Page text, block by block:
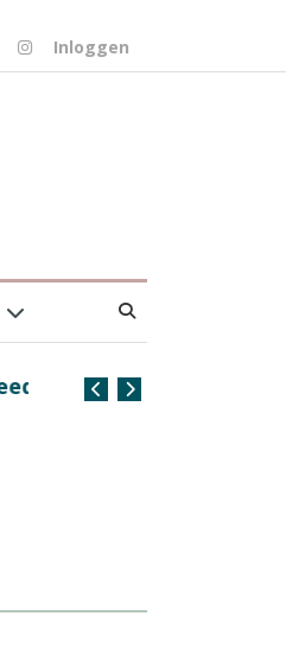
Inloggen
Coffee with the